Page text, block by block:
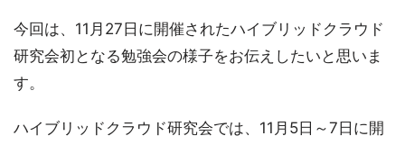
今回は、11月27日に開催されたハイブリッドクラウド
研究会初となる勉強会の様子をお伝えしたいと思いま
す。
ハイブリッドクラウド研究会では、11月5日～7日に開